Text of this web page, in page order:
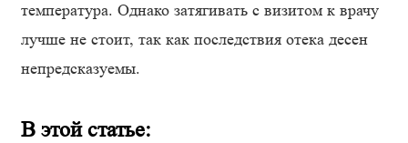
температура. Однако затягивать с визитом к врачу
лучше не стоит, так как последствия отека десен
непредсказуемы.
В этой статье: